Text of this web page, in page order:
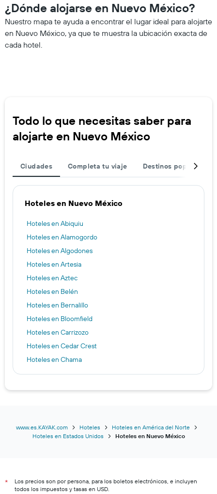
¿Dónde alojarse en Nuevo México?
Nuestro mapa te ayuda a encontrar el lugar ideal para alojarte
en Nuevo México, ya que te muestra la ubicación exacta de
cada hotel.
Todo lo que necesitas saber para
alojarte en Nuevo México
Ciudades Completa tu viaje Destinos populares
Hoteles en Nuevo México
Hoteles en Abiquiu
Hoteles en Alamogordo
Hoteles en Algodones
Hoteles en Artesia
Hoteles en Aztec
Hoteles en Belén
Hoteles en Bernalillo
Hoteles en Bloomfield
Hoteles en Carrizozo
Hoteles en Cedar Crest
Hoteles en Chama
Hoteles en Chimayo
Hoteles en Columbus
Hoteles en Corrales
Hoteles en Edgewood
www.es.KAYAK.com Hoteles
Hoteles en América del Norte
Hoteles en Estados Unidos
Hoteles en Nuevo México
*
Los precios son por persona, para los boletos electrónicos, e incluyen
todos los impuestos y tasas en USD.